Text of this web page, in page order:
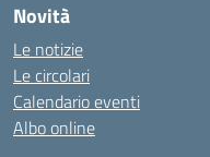
Novità
Le notizie
Le circolari
Calendario eventi
Albo online